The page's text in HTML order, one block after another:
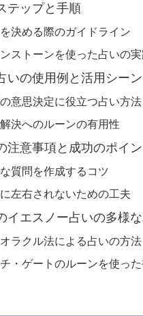
テップと手順
決める際のガイドライン
ストーンを使った占いの
いの使用例と活用シーン
意思決定に役立つ占い方法
決へのルーンの有用性
注意事項と成功のポイン
質問を作成するコツ
左右されないための工夫
イエスノー占いの多様
ラクル法による占いの方法
・ゲートのルーンを使っ